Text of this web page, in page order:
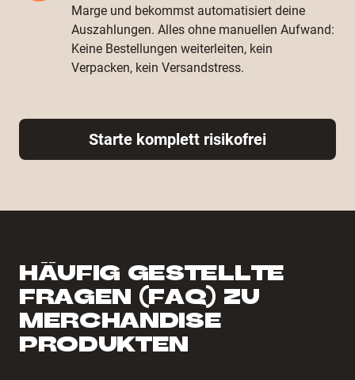
Marge und bekommst automatisiert deine
Auszahlungen. Alles ohne manuellen Aufwand:
Keine Bestellungen weiterleiten, kein
Verpacken, kein Versandstress.
Starte komplett risikofrei
HÄUFIG GESTELLTE
FRAGEN (FAQ) ZU
MERCHANDISE
PRODUKTEN